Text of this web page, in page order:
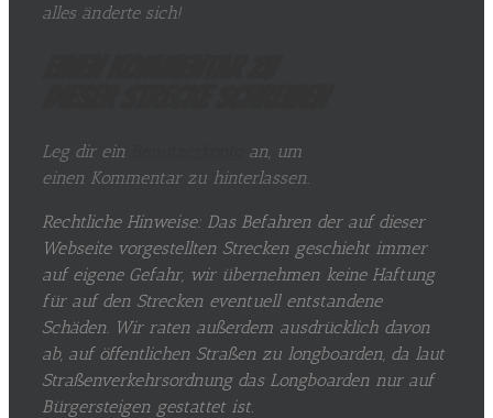
alles änderte sich!
Leg dir ein
an, um
einen Kommentar zu hinterlassen.
Rechtliche Hinweise: Das Befahren der auf dieser
Webseite vorgestellten Strecken geschieht immer
auf eigene Gefahr, wir übernehmen keine Haftung
für auf den Strecken eventuell entstandene
Schäden. Wir raten außerdem ausdrücklich davon
ab, auf öffentlichen Straßen zu longboarden, da laut
Straßenverkehrsordnung das Longboarden nur auf
Bürgersteigen gestattet ist.